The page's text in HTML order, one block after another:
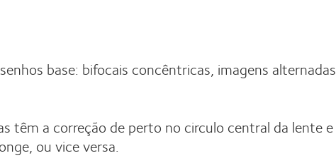
base: bifocais concêntricas, imagens alternadas
a correção de perto no circulo central da lente e
ou vice versa.